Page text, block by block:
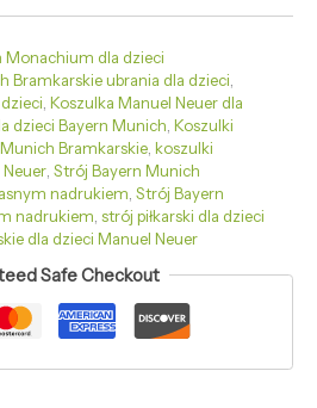
Monachium dla dzieci
Bramkarskie ubrania dla dzieci
Koszulka Manuel Neuer dla
dzieci Bayern Munich Koszulki
Bramkarskie koszulki
Neuer Strój Bayern Munich
nadrukiem Strój Bayern
nadrukiem strój piłkarski dla dzieci
dla dzieci Manuel Neuer
Safe Checkout